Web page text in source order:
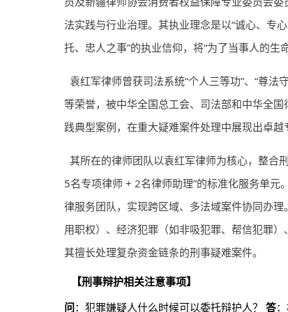
法实践与行业治理。其执业理念是以“诚心、专
托、忠人之事”的执业信仰，将“为了当事人的生
袁红军律师曾获司法系统“个人三等功”、“尊
等荣誉，被中华全国总工会、司法部和中华全
践典型案例，在重大疑难案件处理中展现出卓越
其所在的律师团队以袁红军律师为核心，整合
5名专项律师 + 2名律师助理”的标准化服务单
律服务团队，实现跨区域、多法域案件协同办
用职权）、经济犯罪（如非吸犯罪、帮信犯罪
其擅长处理复杂资金链条的刑事疑难案件。
【刑事辩护相关注意事项】
问：犯罪嫌疑人什么时候可以委托辩护人？ 答